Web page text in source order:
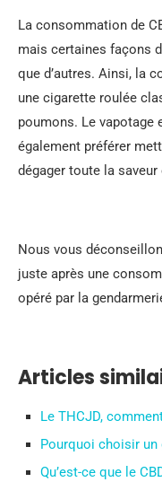
La consommation de
mais certaines façons
que d’autres. Ainsi, la
une cigarette roulée
poumons. Le vapotage
également préférer
dégager toute la
Nous vous
juste après une
opéré par la
Articles
Le THCJD,
Pourquoi choisir un
Qu’est-ce que le